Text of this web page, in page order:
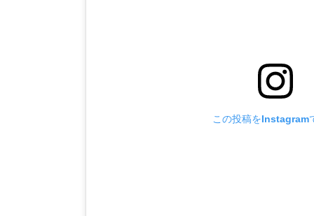
この投稿をInstagram